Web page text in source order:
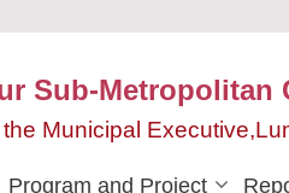
Sub-Metropolitan
Municipal
Program and Project